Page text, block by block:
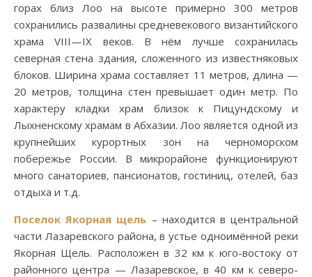
горах близ Лоо на высоте примерно 300 метров
сохранились развалины средневекового византийского
храма VIII—IX веков. В нём лучше сохранилась
северная стена здания, сложенного из известняковых
блоков. Ширина храма составляет 11 метров, длина —
20 метров, толщина стен превышает один метр. По
характеру кладки храм близок к Пицундскому и
Лыхненскому храмам в Абхазии. Лоо является одной из
крупнейших курортных зон на черноморском
побережье России. В микрорайоне функционируют
много санаториев, пансионатов, гостиниц, отелей, баз
отдыха и т.д.
Поселок Якорная щель – находится в центральной
части Лазаревского района, в устье одноимённой реки
Якорная Щель. Расположен в 32 км к юго-востоку от
районного центра — Лазаревское, в 40 км к северо-